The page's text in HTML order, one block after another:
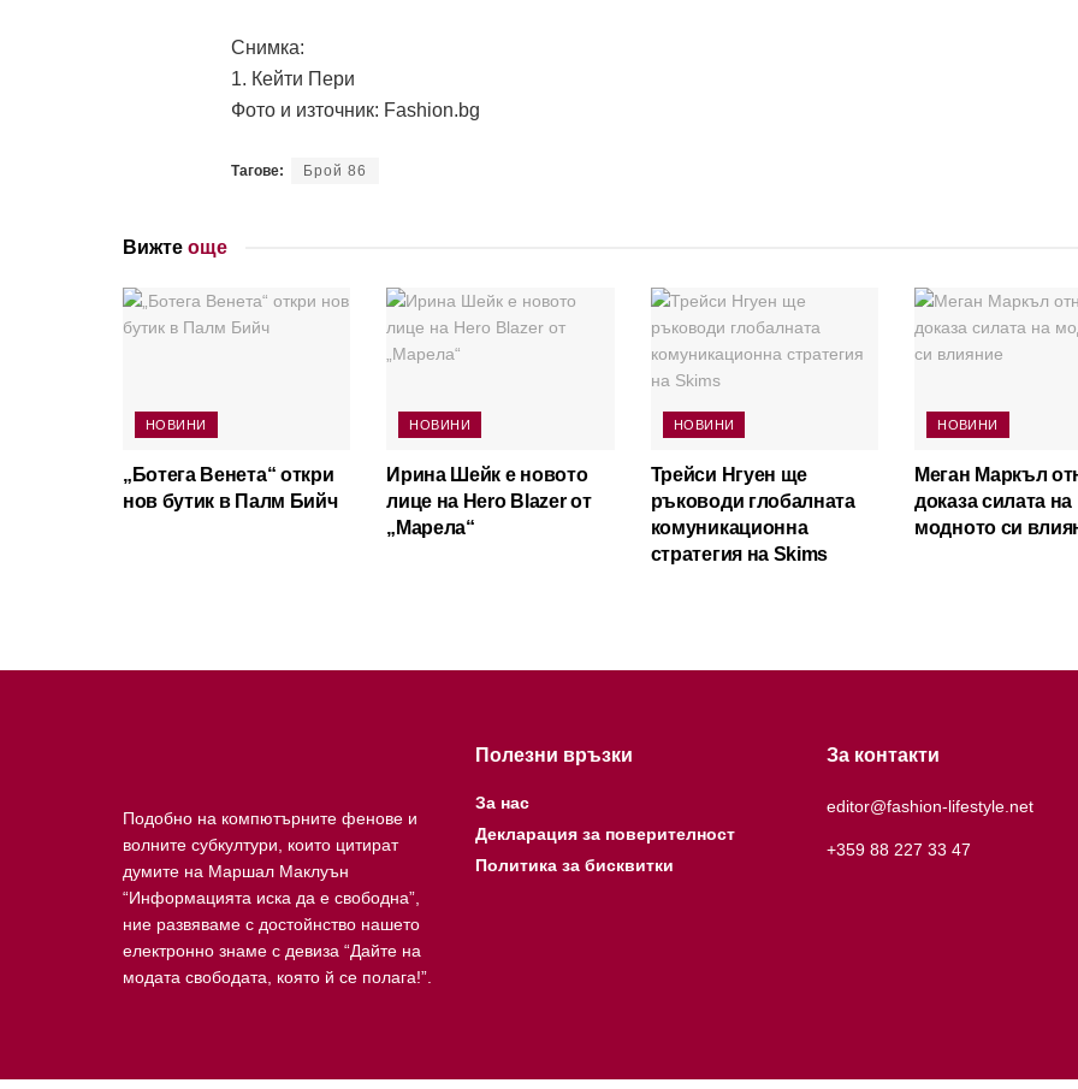
Снимка:
1. Кейти Пери
Фото и източник: Fashion.bg
Тагове: Брой 86
Вижте още
НОВИНИ
„Ботега Венета“ откри
нов бутик в Палм Бийч
НОВИНИ
Ирина Шейк е новото
лице на Hero Blazer от
„Марела“
НОВИНИ
Трейси Нгуен ще
ръководи глобалната
комуникационна
стратегия на Skims
НОВИНИ
Меган Маркъл
доказа силата на
модното си
Подобно на компютърните фенове и
волните субкултури, които цитират
думите на Маршал Маклуън
“Информацията иска да е свободна”,
ние развяваме с достойнство нашето
електронно знаме с девиза “Дайте на
модата свободата, която й се полага!”.
Полезни връзки
За нас
Декларация за поверителност
Политика за бисквитки
За контакти
editor@fashion-lifestyle.net
+359 88 227 33 47